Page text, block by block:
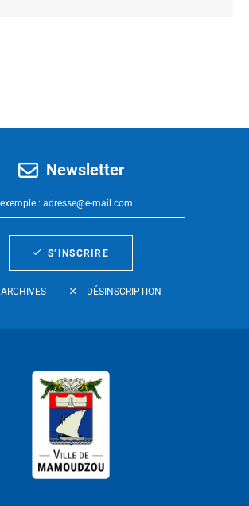
Newsletter
S’INSCRIRE
ARCHIVES DÉSINSCRIPTION